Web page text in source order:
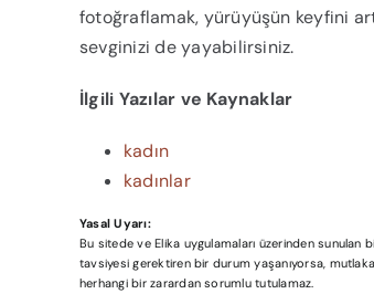
fotoğraflamak, yürüyüşün keyfini
sevginizi de yayabilirsiniz.
İlgili Yazılar ve Kaynaklar
kadın
kadınlar
Yasal Uyarı:
Bu sitede ve Elika uygulamaları üzerinden
tavsiyesi gerektiren bir durum yaşanıyorsa, mutlaka
herhangi bir zarardan sorumlu tutulamaz.